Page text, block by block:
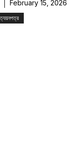
February 15, 2026